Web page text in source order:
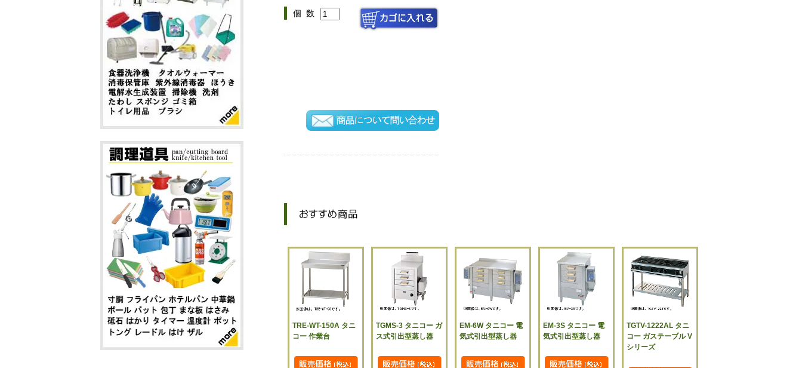
個 数
TRE-WT-150A タニ
コー 作業台
TGMS-3 タニコー ガ
ス式引出型蒸し器
EM-6W タニコー 電
気式引出型蒸し器
EM-3S タニコー 電
気式引出型蒸し器
TGTV-1222AL タニ
コー ガステーブル V
シリーズ